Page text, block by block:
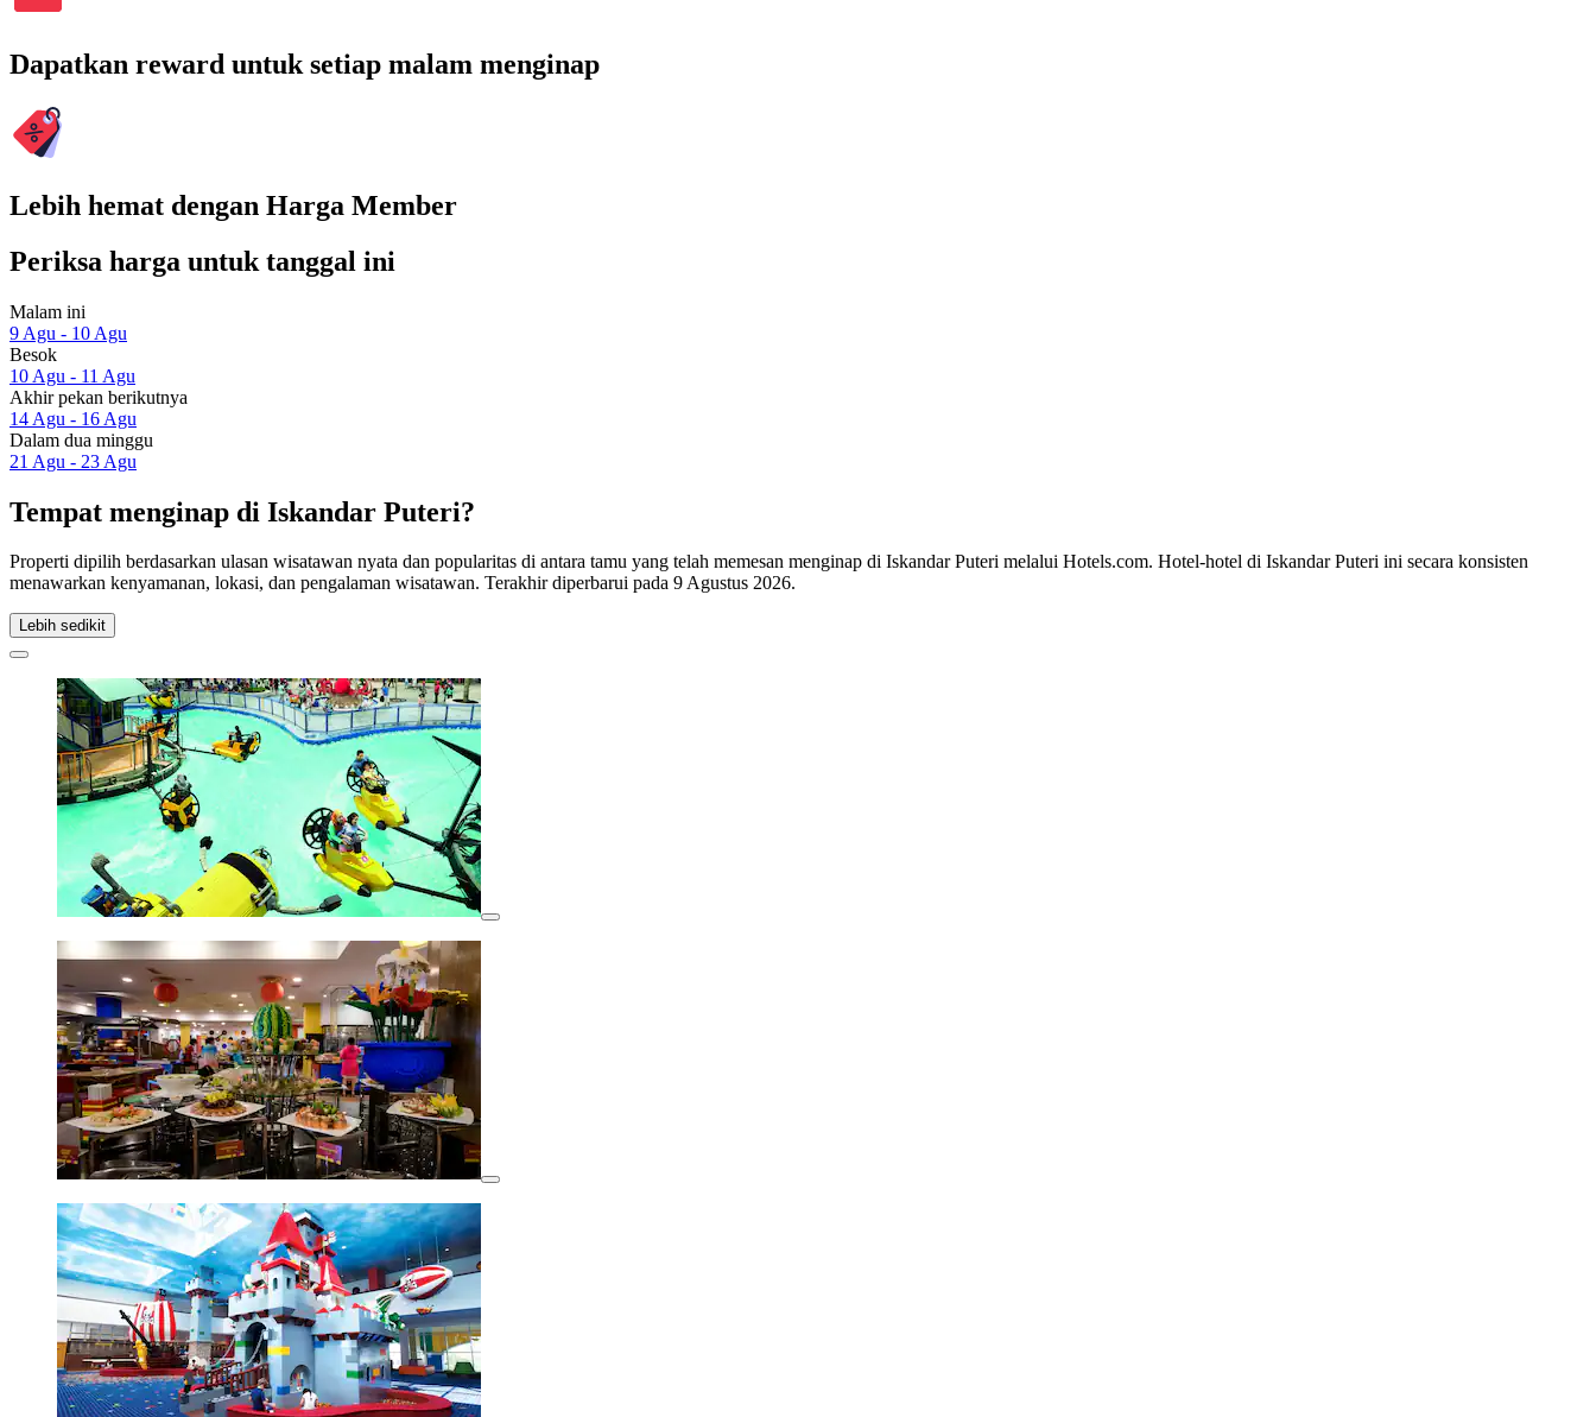
Dapatkan reward untuk setiap malam menginap
Lebih hemat dengan Harga Member
Periksa harga untuk tanggal ini
Malam ini
9 Agu - 10 Agu
Besok
10 Agu - 11 Agu
Akhir pekan berikutnya
14 Agu - 16 Agu
Dalam dua minggu
21 Agu - 23 Agu
Tempat menginap di Iskandar Puteri?
Properti dipilih berdasarkan ulasan wisatawan nyata dan popularitas di antara tamu yang telah memesan menginap di Iskandar Puteri melalui Hotels.com. Hotel-hotel di Iskandar Puteri ini secara konsisten
menawarkan kenyamanan, lokasi, dan pengalaman wisatawan. Terakhir diperbarui pada 9 Agustus 2026.
Lebih sedikit